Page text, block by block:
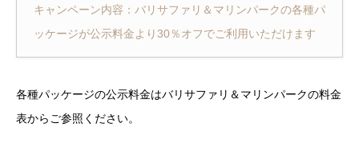
キャンペーン内容：バリサファリ＆マリンパークの各種パ
ッケージが公示料金より30％オフでご利用いただけます
各種パッケージの公示料金はバリサファリ＆マリンパークの料金
表からご参照ください。